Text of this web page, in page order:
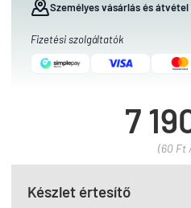
Személyes vásárlás és
Fizetési szolgáltatók
7
(60 Ft
Készlet értesítő